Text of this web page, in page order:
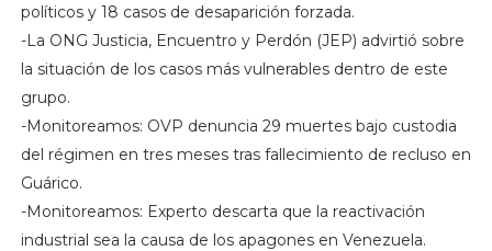
políticos y 18 casos de desaparición forzada.
-La ONG Justicia, Encuentro y Perdón (JEP) advirtió sobre
la situación de los casos más vulnerables dentro de este
grupo.
-Monitoreamos: OVP denuncia 29 muertes bajo custodia
del régimen en tres meses tras fallecimiento de recluso en
Guárico.
-Monitoreamos: Experto descarta que la reactivación
industrial sea la causa de los apagones en Venezuela.